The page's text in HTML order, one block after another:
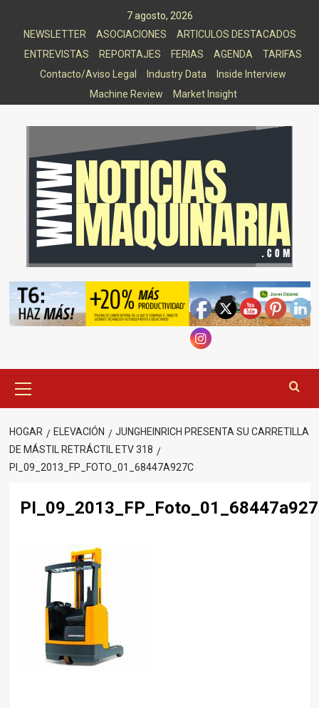
7 agosto, 2026
NEWSLETTER
ASOCIACIONES
ARTICULOS DESTACADOS
ENTREVISTAS
REPORTAJES FERIAS AGENDA
TARIFAS
Contacto/Aviso Legal
Industry Data
Inside Interview
Machine Review
Market Insight
principal
HOGAR ELEVACIÓN
JUNGHEINRICH PRESENTA SU CARRETILLA
DE MÁSTIL RETRÁCTIL ETV 318
PI_09_2013_FP_FOTO_01_68447A927C